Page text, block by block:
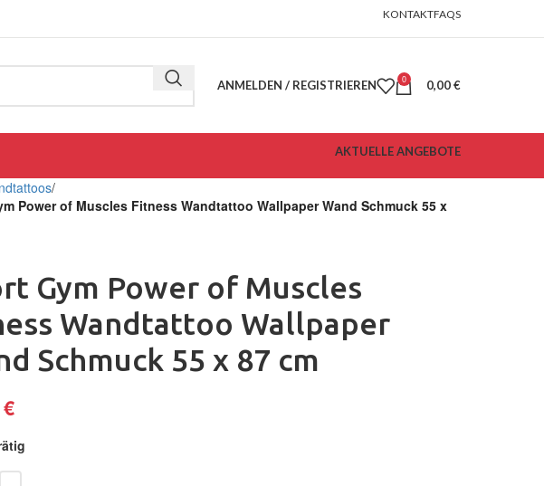
KONTAKTFAQS
ANMELDEN / REGISTRIEREN 0 0,00€
AKTUELLE ANGEBOTE
Power of Muscles Fitness Wandtattoo Wallpaper Wand Schmuck 55 x
Gym Power of Muscles
Wandtattoo Wallpaper
Schmuck 55 x 87 cm
€